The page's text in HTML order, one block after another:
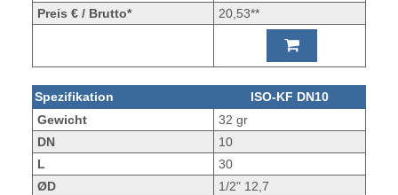
Preis € / Brutto*
20,53**
Spezifikation
ISO-KF DN10
Gewicht
32 gr
DN
10
L
30
ØD
1/2" 12,7